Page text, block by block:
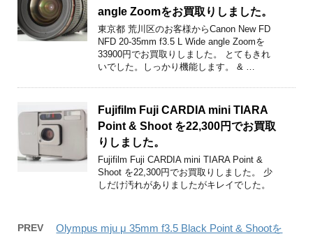
angle Zoomをお買取りしました。
東京都 荒川区のお客様からCanon New FD
NFD 20-35mm f3.5 L Wide angle Zoomを
33900円でお買取りしました。 とてもきれ
いでした。しっかり機能します。 & …
Fujifilm Fuji CARDIA mini TIARA
Point & Shoot を22,300円でお買取
りしました。
Fujifilm Fuji CARDIA mini TIARA Point &
Shoot を22,300円でお買取りしました。 少
しだけ汚れがありましたがキレイでした。
PREV Olympus mju μ 35mm f3.5 Black Point & Shootを